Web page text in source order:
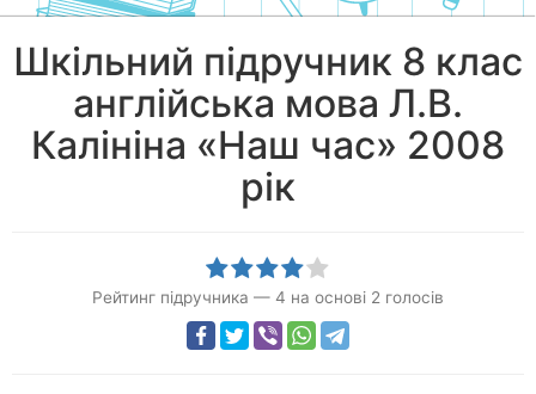
a
i
t
Шкільний підручник 8 клас
англійська мова Л.В.
Калініна «Наш час» 2008
рік
Рейтинг підручника — 4 на основі 2 голосів